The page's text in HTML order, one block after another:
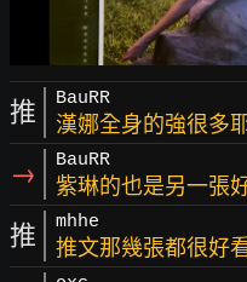
推 BauRR
漢娜全身的強很多
→ BauRR
紫琳的也是另一張
推 mhhe
推文那幾張都很好